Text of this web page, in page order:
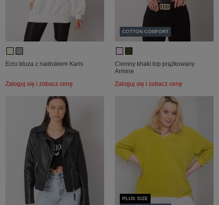
Ecru bluza z nadrukiem Karis
Zaloguj się i zobacz cenę
COTTON COMFORT
Ciemny khaki top prążkowany
Armine
Zaloguj się i zobacz cenę
PLUS SIZE